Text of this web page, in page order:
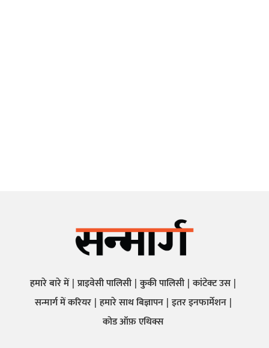
हमारे बारे में प्राइवेसी पालिसी कुकी पालिसी कांटेक्ट उस
सन्मार्ग में करियर हमारे साथ बिज्ञापन इतर इनफार्मेशन
कोड ऑफ़ एथिक्स